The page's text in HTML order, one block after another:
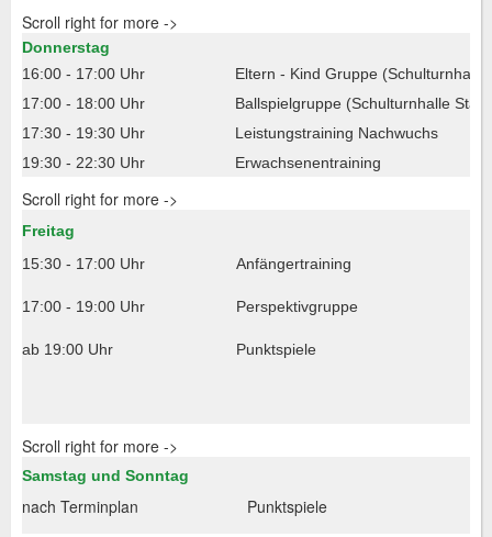
Scroll right for more ->
Donnerstag
16:00 - 17:00 Uhr
Eltern - Kind Gruppe (Schulturnhalle
17:00 - 18:00 Uhr
Ballspielgruppe (Schulturnhalle
17:30 - 19:30 Uhr
Leistungstraining Nachwuchs
19:30 - 22:30 Uhr
Erwachsenentraining
Scroll right for more ->
Freitag
15:30 - 17:00 Uhr
Anfängertraining
17:00 - 19:00 Uhr Perspektivgruppe
ab 19:00 Uhr Punktspiele
Scroll right for more ->
Samstag und Sonntag
nach Terminplan Punktspiele